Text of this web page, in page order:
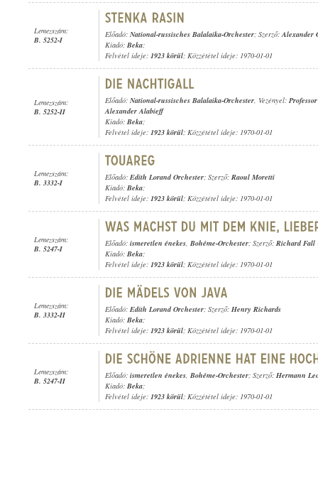
Lemezszám:
B. 5252-I
Előadó: National-russisches Balalaika-Orchester; Szerző:Alexander
Kiadó: Beka;
Felvétel ideje: 1923 körül; Közzététel ideje: 1970-01-01
Lemezszám:
B. 5252-II
Előadó: National-russisches Balalaika-Orchester, Vezényel:
Alexander Alabieff
Kiadó: Beka;
Felvétel ideje: 1923 körül; Közzététel ideje: 1970-01-01
Lemezszám:
B. 3332-I
Előadó: Edith Lorand Orchester; Szerző: Raoul Moretti
Kiadó: Beka;
Felvétel ideje: 1923 körül; Közzététel ideje: 1970-01-01
Lemezszám:
B. 5247-I
Előadó: ismeretlen énekes, Bohéme-Orchester; Szerző: Richard Fall
Kiadó: Beka;
Felvétel ideje: 1923 körül; Közzététel ideje: 1970-01-01
Lemezszám:
B. 3332-II
Előadó: Edith Lorand Orchester; Szerző: Henry Richards
Kiadó: Beka;
Felvétel ideje: 1923 körül; Közzététel ideje: 1970-01-01
Lemezszám:
B. 5247-II
Előadó: ismeretlen énekes, Bohéme-Orchester; Szerző: Hermann
Kiadó: Beka;
Felvétel ideje: 1923 körül; Közzététel ideje: 1970-01-01